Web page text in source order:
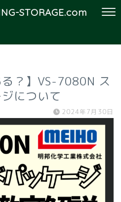
STORAGE.com
る？】VS-7080N ス
について
2024年7月30日